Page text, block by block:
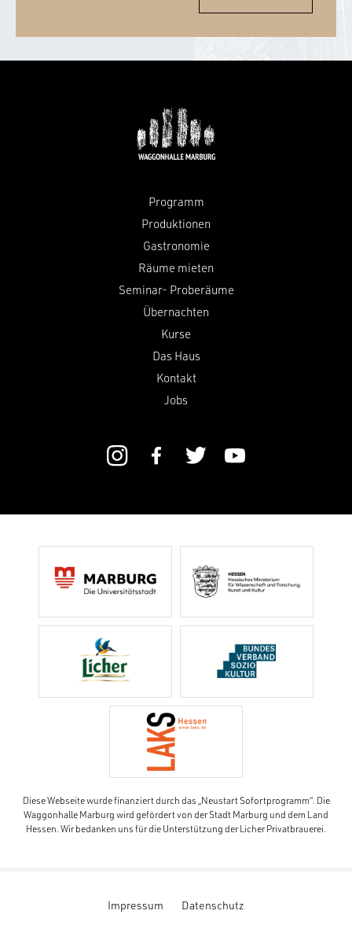
Programm
Produktionen
Gastronomie
Räume mieten
Seminar- Proberäume
Übernachten
Kurse
Das Haus
Kontakt
Jobs
Diese Webseite wurde finanziert durch das „Neustart Sofortprogramm“. Die
Waggonhalle Marburg wird gefördert von der Stadt Marburg und dem Land
Hessen. Wir bedanken uns für die Unterstützung der Licher Privatbrauerei.
Impressum Datenschutz